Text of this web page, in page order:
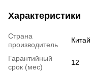
Характеристики
Страна
производитель
Китай
Гарантийный
срок (мес)
12